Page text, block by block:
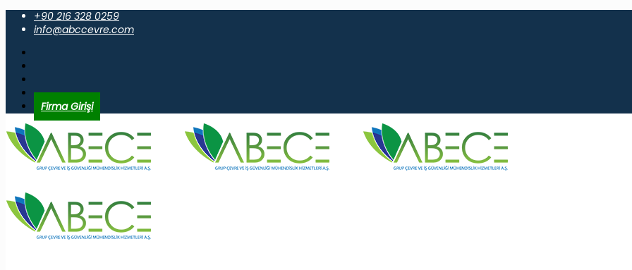
+90 216 328 0259
info@abccevre.com
Firma Girişi